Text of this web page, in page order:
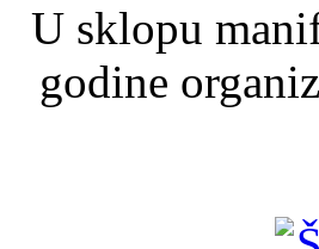
U sklopu
godine